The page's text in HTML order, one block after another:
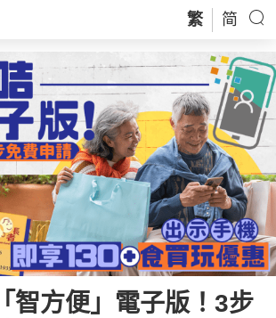
繁 简
智方便」電子版！3步